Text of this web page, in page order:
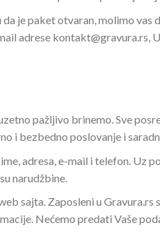
je paket otvaran, molimo vas
adrese kontakt@gravura.rs,
pažljivo brinemo. Sve
i bezbedno poslovanje i
adresa, e-mail i telefon. Uz
narudžbine.
sajta. Zaposleni u Gravura.rs
Nećemo predati Vaše